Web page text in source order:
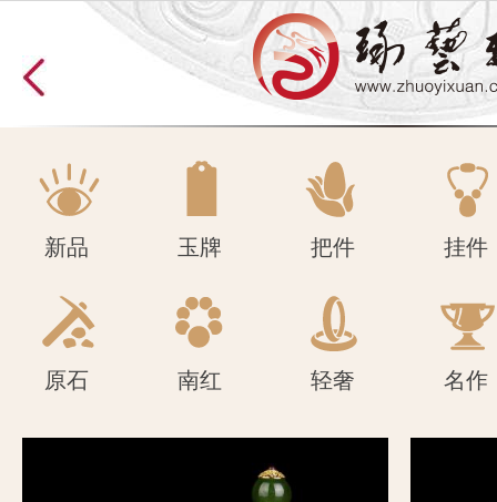
原石 南红 轻奢 名作
新品 玉牌 把件 挂件
原石 南红 轻奢 名作